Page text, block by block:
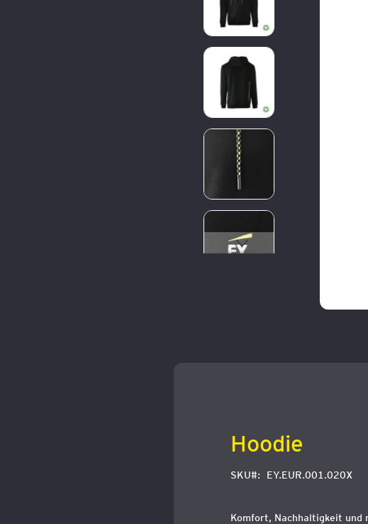
Hoodie
SKU EY.EUR.001.020X
Komfort, Nachhaltigkeit und